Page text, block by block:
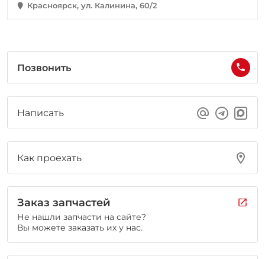
Красноярск, ул. Калинина, 60/2
Позвонить
Написать
Как проехать
Заказ запчастей
Не нашли запчасти на сайте?
Вы можете заказать их у нас.